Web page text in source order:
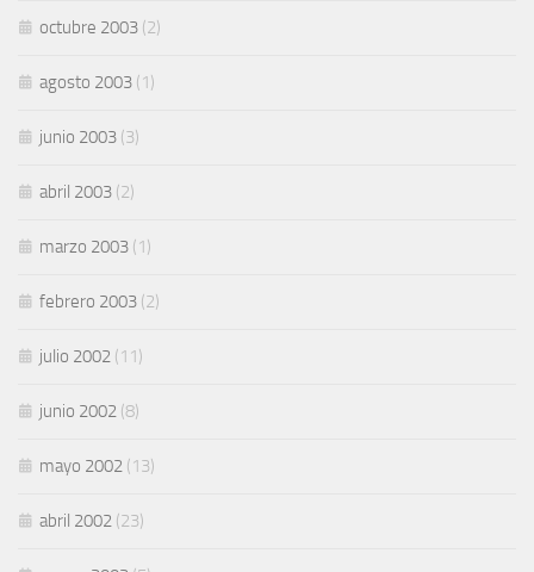
octubre 2003 (2)
agosto 2003 (1)
junio 2003 (3)
abril 2003 (2)
marzo 2003 (1)
febrero 2003 (2)
julio 2002 (11)
junio 2002 (8)
mayo 2002 (13)
abril 2002 (23)